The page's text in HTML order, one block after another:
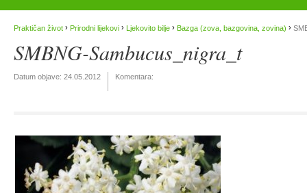
Praktičan život › Prirodni lijekovi › Ljekovito bilje › Bazga (zova, bazgovina, zovina) ›
SMBNG-Sambucus_nigra_t
Datum objave: 24.05.2012 Komentara: